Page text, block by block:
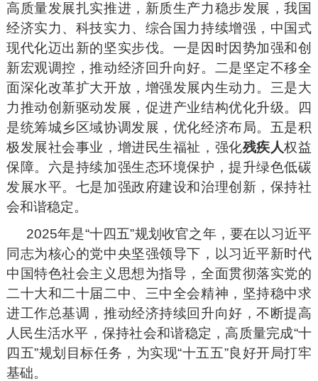
高质量发展扎实推进，新质生产力稳步发展，我国
经济实力、科技实力、综合国力持续增强，中国式
现代化迈出新的坚实步伐。一是因时因势加强和创
新宏观调控，推动经济回升向好。二是坚定不移全
面深化改革扩大开放，增强发展内生动力。三是大
力推动创新驱动发展，促进产业结构优化升级。四
是统筹城乡区域协调发展，优化经济布局。五是积
极发展社会事业，增进民生福祉，强化残疾人权益
保障。六是持续加强生态环境保护，提升绿色低碳
发展水平。七是加强政府建设和治理创新，保持社
会和谐稳定。
2025年是“十四五”规划收官之年，要在以习近平
同志为核心的党中央坚强领导下，以习近平新时代
中国特色社会主义思想为指导，全面贯彻落实党的
二十大和二十届二中、三中全会精神，坚持稳中求
进工作总基调，推动经济持续回升向好，不断提高
人民生活水平，保持社会和谐稳定，高质量完成“十
四五”规划目标任务，为实现“十五五”良好开局打牢
基础。